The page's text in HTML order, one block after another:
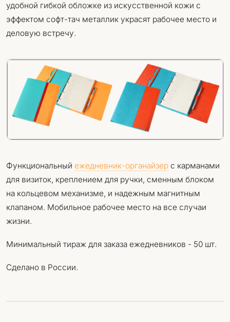
удобной гибкой обложке из искусственной кожи с
эффектом софт-тач металлик украсят рабочее место и
деловую встречу.
Функциональный ежедневник-органайзер с карманами
для визиток, креплением для ручки, сменным блоком
на кольцевом механизме, и надежным магнитным
клапаном. Мобильное рабочее место на все случаи
жизни.
Минимальный тираж для заказа ежедневников - 50 шт.
Сделано в России.